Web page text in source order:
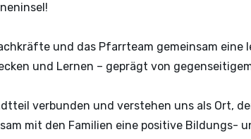
und das Pfarrteam gemeinsam
und Lernen – geprägt von
verbunden und verstehen uns als Ort,
mit den Familien eine positive